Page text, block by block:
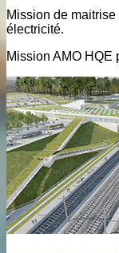
Mission de
électricité.
Mission AMO HQE